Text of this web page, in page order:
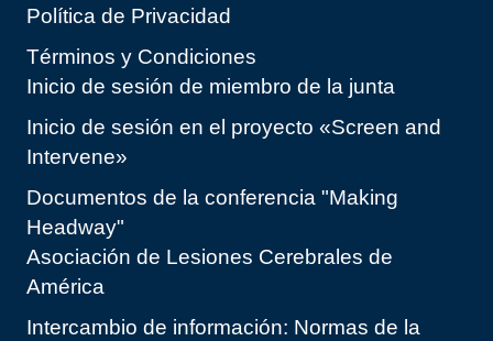
Política de Privacidad
Términos y Condiciones
Inicio de sesión de miembro de la junta
Inicio de sesión en el proyecto «Screen and
Intervene»
Documentos de la conferencia "Making
Headway"
Asociación de Lesiones Cerebrales de
América
Intercambio de información: Normas de la